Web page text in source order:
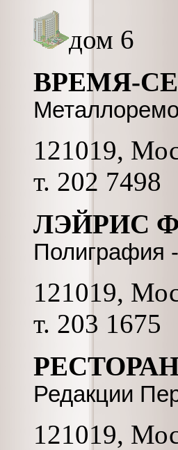
дом 6
ВРЕМЯ-
121019,
т. 202 7498
ЛЭЙРИС
Полиграфия
121019,
т. 203 1675
Редакции
121019,